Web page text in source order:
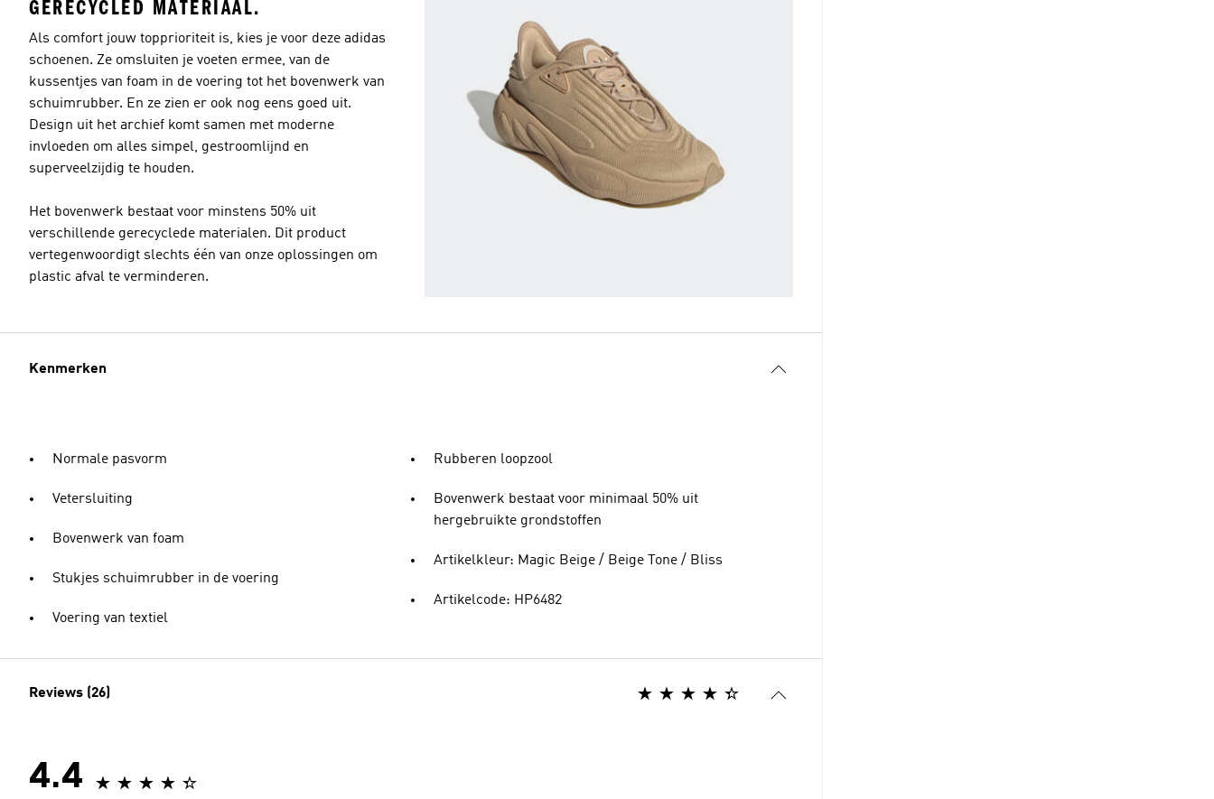
GERECYCLED MATERIAAL.
Als comfort jouw topprioriteit is, kies je voor deze adidas
schoenen. Ze omsluiten je voeten ermee, van de
kussentjes van foam in de voering tot het bovenwerk van
schuimrubber. En ze zien er ook nog eens goed uit.
Design uit het archief komt samen met moderne
invloeden om alles simpel, gestroomlijnd en
superveelzijdig te houden.
Het bovenwerk bestaat voor minstens 50% uit
verschillende gerecyclede materialen. Dit product
vertegenwoordigt slechts één van onze oplossingen om
plastic afval te verminderen.
Kenmerken
Normale pasvorm
Vetersluiting
Bovenwerk van foam
Stukjes schuimrubber in de voering
Voering van textiel
Rubberen loopzool
Bovenwerk bestaat voor minimaal 50% uit
hergebruikte grondstoffen
Artikelkleur: Magic Beige / Beige Tone / Bliss
Artikelcode: HP6482
Reviews (26)
4.4